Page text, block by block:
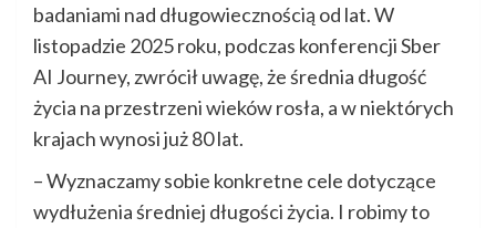
badaniami nad długowiecznością od lat. W
listopadzie 2025 roku, podczas konferencji Sber
AI Journey, zwrócił uwagę, że średnia długość
życia na przestrzeni wieków rosła, a w niektórych
krajach wynosi już 80 lat.
– Wyznaczamy sobie konkretne cele dotyczące
wydłużenia średniej długości życia. I robimy to